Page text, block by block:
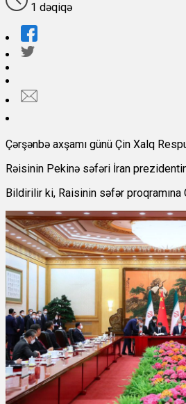
1 dəqiqə
Çərşənbə axşamı günü Çin Xalq
Rəisinin Pekinə səfəri İran
Bildirilir ki, Raisinin səfər